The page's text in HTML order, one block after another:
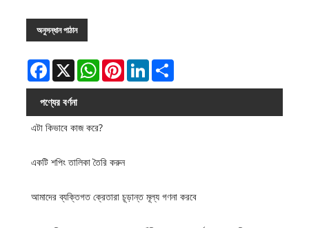
অনুসন্ধান পাঠান
Facebook
X WhatsAppPinterestLinkedInShare
পণ্যের বর্ণনা
এটা কিভাবে কাজ করে?
একটি শপিং তালিকা তৈরি করুন
আমাদের ব্যক্তিগত ক্রেতারা চূড়ান্ত মূল্য গণনা করবে